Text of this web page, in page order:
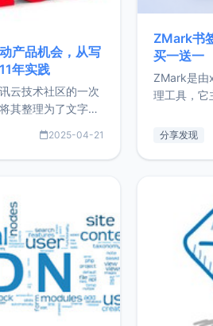
产品机会，从写
年实践
云技术社区的一次
其整理为了文字
年来的经历，以及
品和走向自由职业
还首次公开了我的
关工作，现在已经
前
2025-04-21
ZMark书
买一送一
ZMark是由
理工具，它
做到一处
量级： 使
分享发现